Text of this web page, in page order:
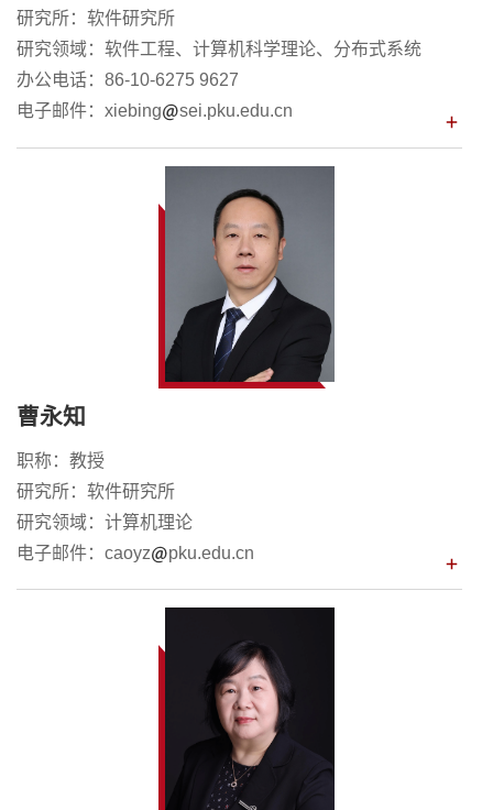
研究所：软件研究所
研究领域：软件工程、计算机科学理论、分布式系统
办公电话：86-10-6275 9627
电子邮件：xiebing
sei.pku.edu.cn
曹永知
职称：教授
研究所：软件研究所
研究领域：计算机理论
电子邮件：caoyz
pku.edu.cn